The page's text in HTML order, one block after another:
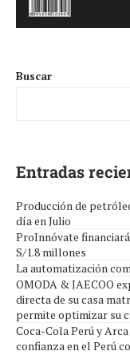
Buscar
Entradas
Producción de
día en Julio
ProInnóvate
S/1.8 millones
La automatización
OMODA & JAECOO
directa de su casa
permite optimizar su
Coca-Cola Perú y
confianza en el Perú